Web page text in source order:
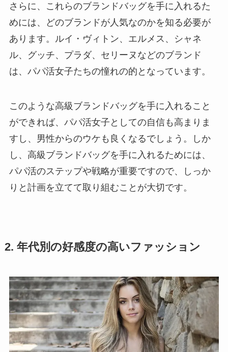
さらに、これらのブランドバッグを手に入れるた
めには、どのブランドが人気なのかを知る必要が
あります。ルイ・ヴィトン、エルメス、シャネ
ル、グッチ、プラダ、セリーヌなどのブランド
は、パパ活女子たちの憧れの的となっています。
このような高級ブランドバッグを手に入れること
ができれば、パパ活女子としての自信も高まりま
すし、男性からのウケも良くなるでしょう。しか
し、高級ブランドバッグを手に入れるためには、
パパ活のステップや戦略が重要ですので、しっか
りと計画を立てて取り組むことが大切です。
2. 年代別の好感度の高いファッション